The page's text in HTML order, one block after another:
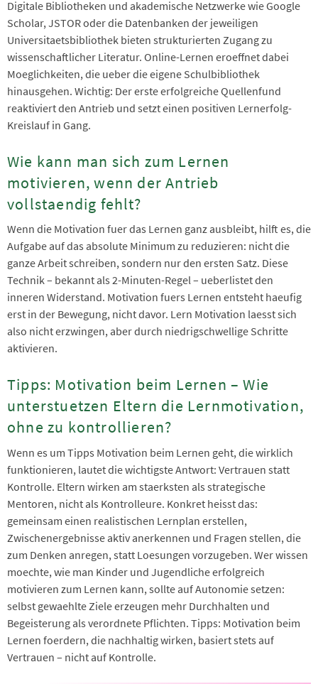
Digitale Bibliotheken und akademische Netzwerke wie Google
Scholar, JSTOR oder die Datenbanken der jeweiligen
Universitaetsbibliothek bieten strukturierten Zugang zu
wissenschaftlicher Literatur. Online-Lernen eroeffnet dabei
Moeglichkeiten, die ueber die eigene Schulbibliothek
hinausgehen. Wichtig: Der erste erfolgreiche Quellenfund
reaktiviert den Antrieb und setzt einen positiven Lernerfolg-
Kreislauf in Gang.
Wie kann man sich zum Lernen
motivieren, wenn der Antrieb
vollstaendig fehlt?
Wenn die Motivation fuer das Lernen ganz ausbleibt, hilft es, die
Aufgabe auf das absolute Minimum zu reduzieren: nicht die
ganze Arbeit schreiben, sondern nur den ersten Satz. Diese
Technik – bekannt als 2-Minuten-Regel – ueberlistet den
inneren Widerstand. Motivation fuers Lernen entsteht haeufig
erst in der Bewegung, nicht davor. Lern Motivation laesst sich
also nicht erzwingen, aber durch niedrigschwellige Schritte
aktivieren.
Tipps: Motivation beim Lernen – Wie
unterstuetzen Eltern die Lernmotivation,
ohne zu kontrollieren?
Wenn es um Tipps Motivation beim Lernen geht, die wirklich
funktionieren, lautet die wichtigste Antwort: Vertrauen statt
Kontrolle. Eltern wirken am staerksten als strategische
Mentoren, nicht als Kontrolleure. Konkret heisst das:
gemeinsam einen realistischen Lernplan erstellen,
Zwischenergebnisse aktiv anerkennen und Fragen stellen, die
zum Denken anregen, statt Loesungen vorzugeben. Wer wissen
moechte, wie man Kinder und Jugendliche erfolgreich
motivieren zum Lernen kann, sollte auf Autonomie setzen:
selbst gewaehlte Ziele erzeugen mehr Durchhalten und
Begeisterung als verordnete Pflichten. Tipps: Motivation beim
Lernen foerdern, die nachhaltig wirken, basiert stets auf
Vertrauen – nicht auf Kontrolle.